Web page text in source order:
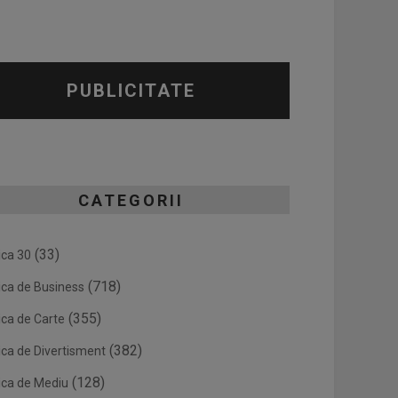
PUBLICITATE
CATEGORII
30 (33)
de Business (718)
de Carte (355)
de Divertisment (382)
de Mediu (128)